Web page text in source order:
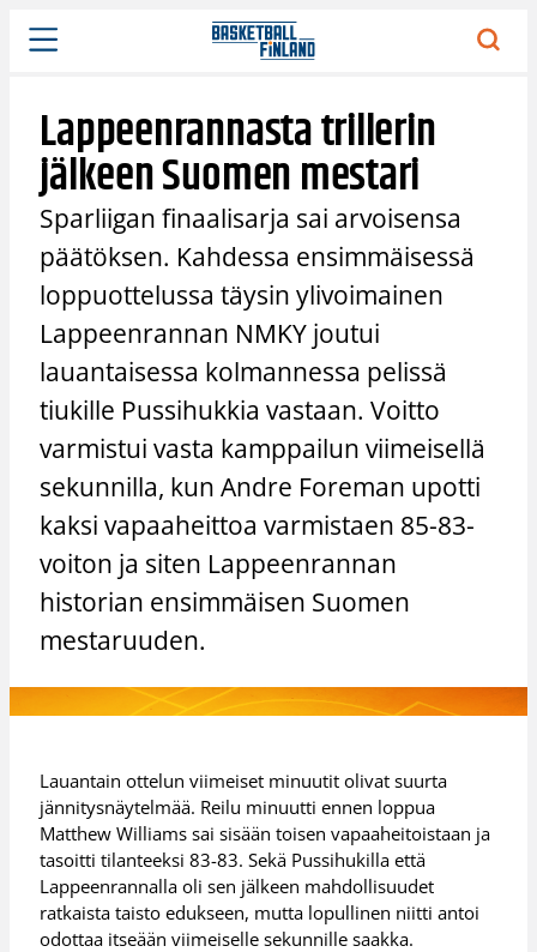
Siirry
sisältöön
Lappeenrannasta trillerin
jälkeen Suomen mestari
Sparliigan finaalisarja sai arvoisensa
päätöksen. Kahdessa ensimmäisessä
loppuottelussa täysin ylivoimainen
Lappeenrannan NMKY joutui
lauantaisessa kolmannessa pelissä
tiukille Pussihukkia vastaan. Voitto
varmistui vasta kamppailun viimeisellä
sekunnilla, kun Andre Foreman upotti
kaksi vapaaheittoa varmistaen 85-83-
voiton ja siten Lappeenrannan
historian ensimmäisen Suomen
mestaruuden.
Lauantain ottelun viimeiset minuutit olivat suurta
jännitysnäytelmää. Reilu minuutti ennen loppua
Matthew Williams sai sisään toisen vapaaheitoistaan ja
tasoitti tilanteeksi 83-83. Sekä Pussihukilla että
Lappeenrannalla oli sen jälkeen mahdollisuudet
ratkaista taisto edukseen, mutta lopullinen niitti antoi
odottaa itseään viimeiselle sekunnille saakka.